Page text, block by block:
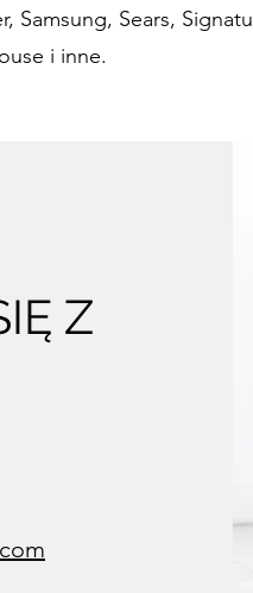
Samsung, Sears,
i inne.
Z